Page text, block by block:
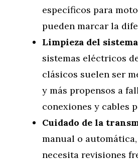
específicos para
pueden marcar la
Limpieza del
sistemas eléctricos
clásicos suelen ser
y más propensos a
conexiones y cables
Cuidado de la
manual o
necesita revisiones